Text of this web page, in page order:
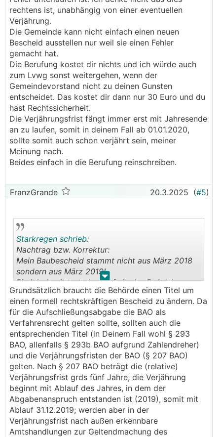
rechtens ist, unabhängig von einer eventuellen
Verjährung.
Die Gemeinde kann nicht einfach einen neuen
Bescheid ausstellen nur weil sie einen Fehler
gemacht hat.
Die Berufung kostet dir nichts und ich würde auch
zum Lvwg sonst weitergehen, wenn der
Gemeindevorstand nicht zu deinen Gunsten
entscheidet. Das kostet dir dann nur 30 Euro und du
hast Rechtssicherheit.
Die Verjährungsfrist fängt immer erst mit Jahresende
an zu laufen, somit in deinem Fall ab 01.01.2020,
sollte somit auch schon verjährt sein, meiner
Meinung nach.
Beides einfach in die Berufung reinschreiben.
FranzGrande 20.3.2025 (#5)
. .
Starkregen schrieb:
Nachtrag bzw. Korrektur:
Mein Baubescheid stammt nicht aus März 2018
sondern aus März 2019!
Bin ich damit trotzdem safe in der 5+1 Jahr
Verjährung laut FranzGrande?
DANKE!!!
Grundsätzlich braucht die Behörde einen Titel um
einen formell rechtskräftigen Bescheid zu ändern. Da
für die Aufschließungsabgabe die BAO als
Verfahrensrecht gelten sollte, sollten auch die
entsprechenden Titel (in Deinem Fall wohl § 293
BAO, allenfalls § 293b BAO aufgrund Zahlendreher)
und die Verjährungsfristen der BAO (§ 207 BAO)
gelten. Nach § 207 BAO beträgt die (relative)
Verjährungsfrist grds fünf Jahre, die Verjährung
beginnt mit Ablauf des Jahres, in dem der
Abgabenanspruch entstanden ist (2019), somit mit
Ablauf 31.12.2019; werden aber in der
Verjährungsfrist nach außen erkennbare
Amtshandlungen zur Geltendmachung des